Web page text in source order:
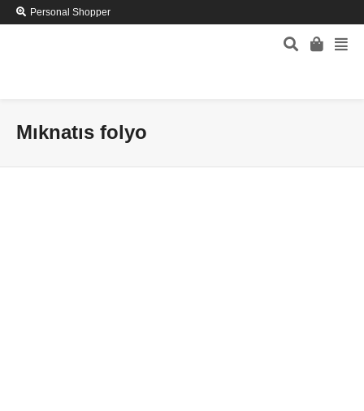
Personal Shopper
Mıknatıs folyo